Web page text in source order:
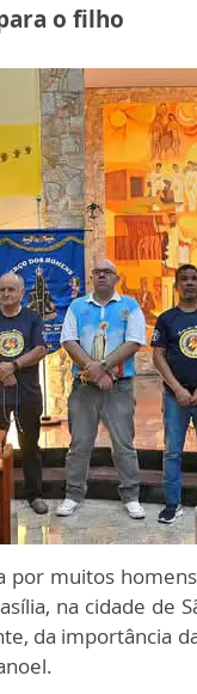
o filho
por muitos
na cidade de
da importância